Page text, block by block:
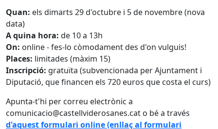
Quan: els dimarts 29 d'octubre i 5 de novembre (nova
data)
A quina hora: de 10 a 13h
On: online - fes-lo còmodament des d'on vulguis!
Places: limitades (màxim 15)
Inscripció: gratuïta (subvencionada per Ajuntament i
Diputació, que financen els 720 euros que costa el curs)
Apunta-t'hi per correu electrònic a
comunicacio@castellviderosanes.cat o bé a través
d'aquest formulari online (enllaç al formulari